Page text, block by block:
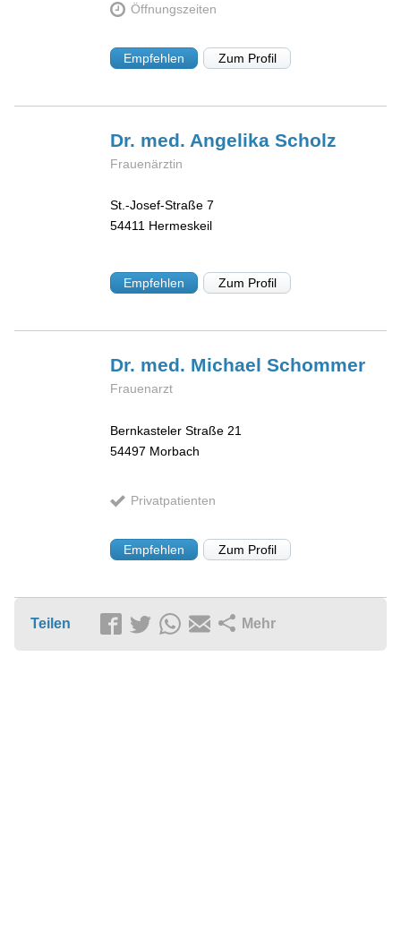
Öffnungszeiten
Empfehlen Zum Profil
Dr. med. AngelikaScholz
Frauenärztin
St.-Josef-Straße 7
54411 Hermeskeil
Empfehlen Zum Profil
Dr. med. MichaelSchommer
Frauenarzt
Bernkasteler Straße 21
54497 Morbach
Privatpatienten
Empfehlen Zum Profil
Teilen Mehr